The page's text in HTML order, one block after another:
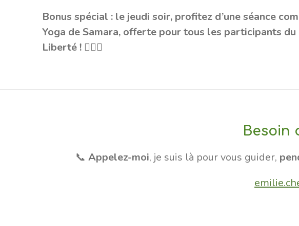
Bonus spécial : le jeudi soir, profitez d’une séance
Yoga de Samara, offerte pour tous les participants du
Liberté ! 🧘‍♀️✨
Besoin
📞 Appelez-moi, je suis là pour vous guider,